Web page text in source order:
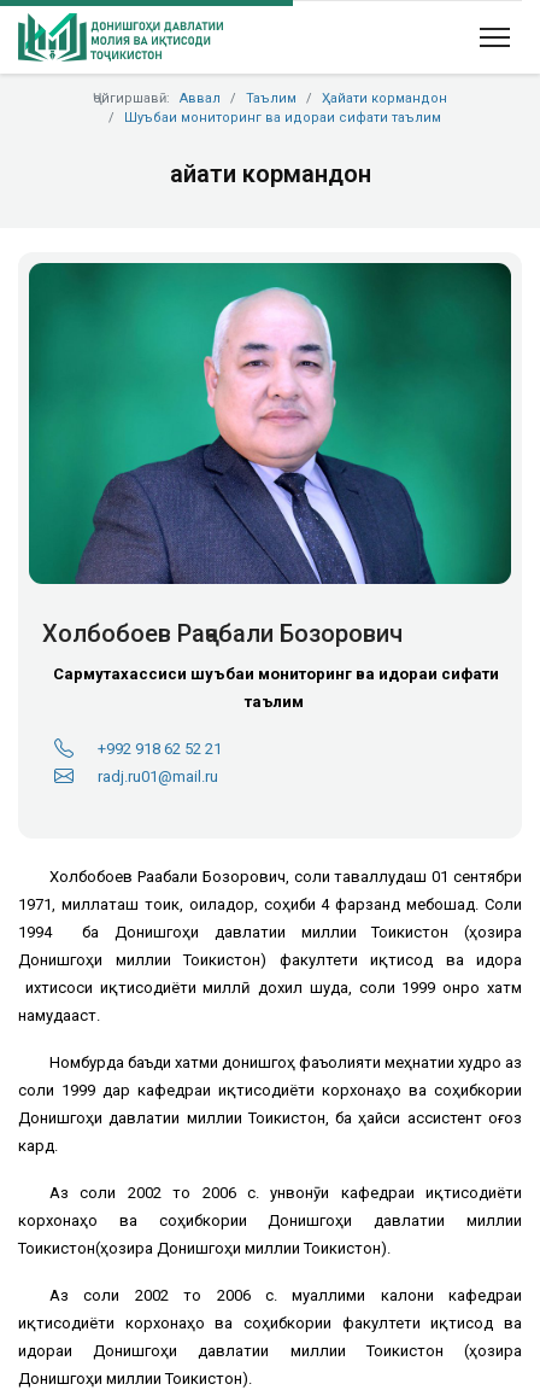
Ҷойгиршавӣ: Аввал Таълим
Ҳайати кормандон
Шуъбаи мониторинг ва идораи сифати таълим
Ҳайати кормандон
Холбобоев Раҷабали Бозорович
Сармутахассиси шуъбаи мониторинг ва идораи сифати
таълим
+992 918 62 52 21
radj.ru01@mail.ru
Холбобоев Раҷабали Бозорович, соли таваллудаш 01 сентябри
1971, миллаташ тоҷик, оиладор, соҳиби 4 фарзанд мебошад. Соли
1994 ба Донишгоҳи давлатии миллии Тоҷикистон (ҳозира
Донишгоҳи миллии Тоҷикистон) факултети иқтисод ва идора
ихтисоси иқтисодиёти миллӣ дохил шуда, соли 1999 онро хатм
намудааст.
Номбурда баъди хатми донишгоҳ фаъолияти меҳнатии худро аз
соли 1999 дар кафедраи иқтисодиёти корхонаҳо ва соҳибкории
Донишгоҳи давлатии миллии Тоҷикистон, ба ҳайси ассистент оғоз
кард.
Аз соли 2002 то 2006 с. унвонҷӯи кафедраи иқтисодиёти
корхонаҳо ва соҳибкории Донишгоҳи давлатии миллии
Тоҷикистон(ҳозира Донишгоҳи миллии Тоҷикистон).
Аз соли 2002 то 2006 с. муаллими калони кафедраи
иқтисодиёти корхонаҳо ва соҳибкории факултети иқтисод ва
идораи Донишгоҳи давлатии миллии Тоҷикистон (ҳозира
Донишгоҳи миллии Тоҷикистон).